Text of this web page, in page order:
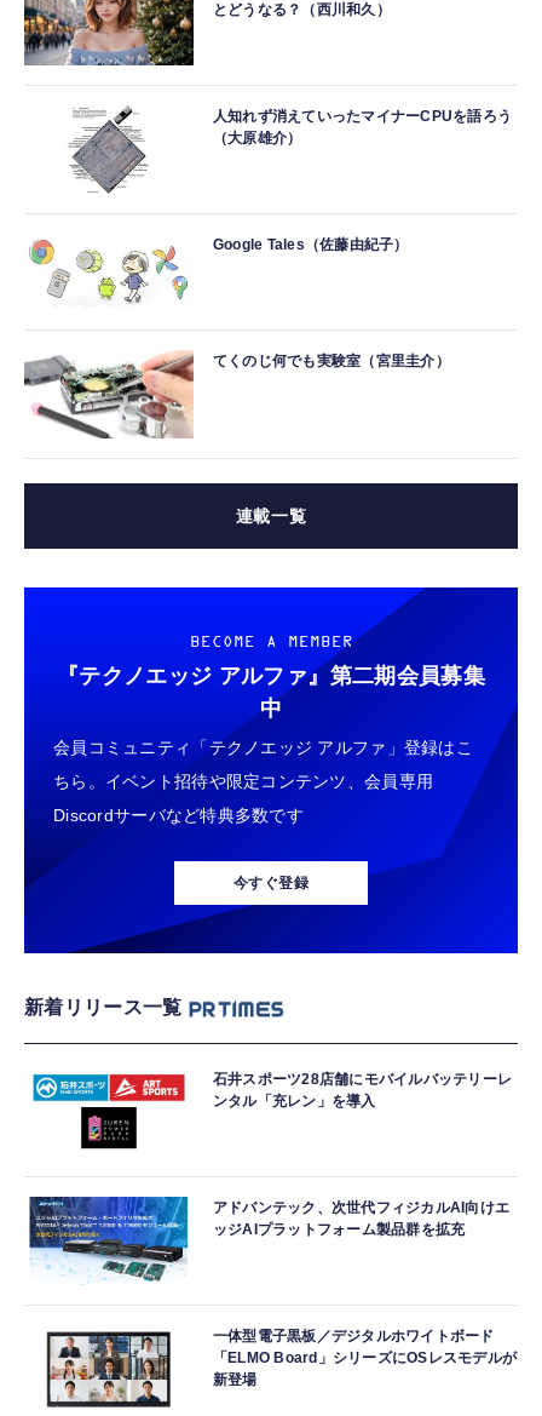
とどうなる？（西川和久）
人知れず消えていったマイナーCPUを語ろう
（大原雄介）
Google Tales（佐藤由紀子）
てくのじ何でも実験室（宮里圭介）
連載一覧
BECOME A MEMBER
『テクノエッジ アルファ』 第二期会員募集
中
会員コミュニティ「テクノエッジ アルファ」登録はこ
ちら。イベント招待や限定コンテンツ、会員専用
Discordサーバなど特典多数です
今すぐ登録
新着リリース一覧
石井スポーツ28店舗にモバイルバッテリーレ
ンタル「充レン」を導入
アドバンテック、次世代フィジカルAI向けエ
ッジAIプラットフォーム製品群を拡充
一体型電子黒板／デジタルホワイトボード
「ELMO Board」シリーズにOSレスモデルが
新登場